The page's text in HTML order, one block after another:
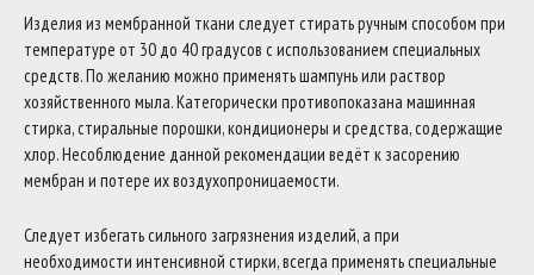
Изделия из мембранной ткани следует стирать ручным способом при
температуре от 30 до 40 градусов с использованием специальных
средств. По желанию можно применять шампунь или раствор
хозяйственного мыла. Категорически противопоказана машинная
стирка, стиральные порошки, кондиционеры и средства, содержащие
хлор. Несоблюдение данной рекомендации ведёт к засорению
мембран и потере их воздухопроницаемости.
Следует избегать сильного загрязнения изделий, а при
необходимости интенсивной стирки, всегда применять специальные